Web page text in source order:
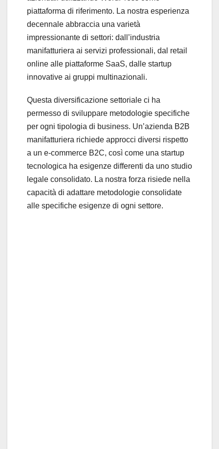
piattaforma di riferimento. La nostra esperienza
decennale abbraccia una varietà
impressionante di settori: dall’industria
manifatturiera ai servizi professionali, dal retail
online alle piattaforme SaaS, dalle startup
innovative ai gruppi multinazionali.
Questa diversificazione settoriale ci ha
permesso di sviluppare metodologie specifiche
per ogni tipologia di business. Un’azienda B2B
manifatturiera richiede approcci diversi rispetto
a un e-commerce B2C, così come una startup
tecnologica ha esigenze differenti da uno studio
legale consolidato. La nostra forza risiede nella
capacità di adattare metodologie consolidate
alle specifiche esigenze di ogni settore.